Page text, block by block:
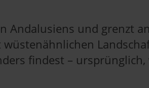
Andalusiens und grenzt
findest –